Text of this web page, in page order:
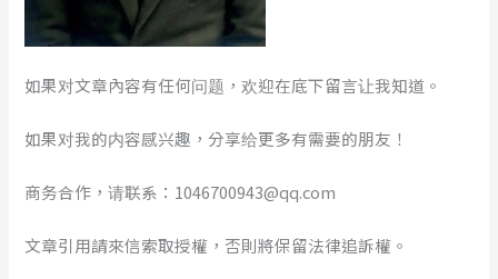
如果对文章內容有任何问题，欢迎在底下留言让我知道。
如果对我的内容感兴趣，分享给更多有需要的朋友！
商务合作，请联系：1046700943@qq.com
文章引用請來信索取授權，否則將保留法律追訴權。